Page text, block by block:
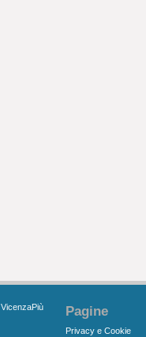
VicenzaPiù Pagine
Privacy e Cookie